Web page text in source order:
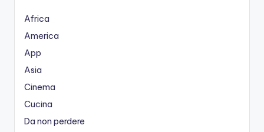
Africa
America
App
Asia
Cinema
Cucina
Da non perdere